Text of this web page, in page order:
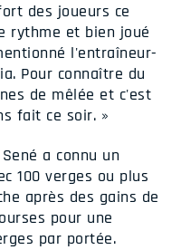
des joueurs ce
rythme et bien joué
l'entraîneur-
Pour connaître du
de mêlée et c'est
fait ce soir. »
a connu un
100 verges ou plus
après des gains de
pour une
par portée.